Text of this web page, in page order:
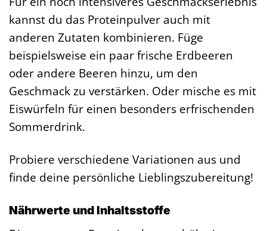
kannst du das Proteinpulver auch mit
anderen Zutaten kombinieren. Füge
beispielsweise ein paar frische Erdbeeren
oder andere Beeren hinzu, um den
Geschmack zu verstärken. Oder mische es mit
Eiswürfeln für einen besonders erfrischenden
Sommerdrink.
Probiere verschiedene Variationen aus und
finde deine persönliche Lieblingszubereitung!
Nährwerte und Inhaltsstoffe